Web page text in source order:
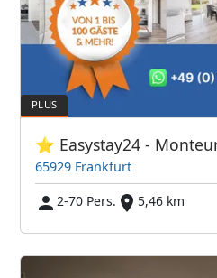
65929 Frankfurt
2-70 Pers.
5,46 km